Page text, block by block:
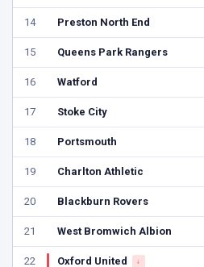
14 Preston North End
15 Queens Park Rangers
16 Watford
17 Stoke City
18 Portsmouth
19 Charlton Athletic
20 Blackburn Rovers
21 West Bromwich Albion
22 Oxford United ↓